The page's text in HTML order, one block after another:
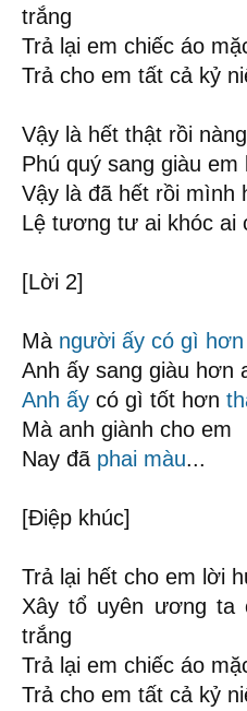
trắng
Trả lại em chiếc áo
Trả cho em tất cả kỷ
Vậy là hết thật rồi
Phú quý sang giàu
Vậy là đã hết rồi mình
Lệ tương tư ai khóc ai
[Lời 2]
Mà người ấy có gì hơn
Anh ấy sang giàu hơn
Anh ấy có gì tốt hơn
Mà anh giành cho em
Nay đã phai màu...
[Điệp khúc]
Trả lại hết cho em lời
Xây tổ uyên ương ta
trắng
Trả lại em chiếc áo
Trả cho em tất cả kỷ